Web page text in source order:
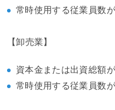
常時使用する従業員数
【卸売業】
資本金または出資総額
常時使用する従業員数